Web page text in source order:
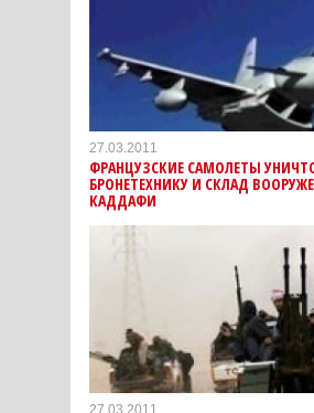
27.03.2011
ФРАНЦУЗСКИЕ САМОЛЕТЫ
БРОНЕТЕХНИКУ И СКЛАД
КАДДАФИ